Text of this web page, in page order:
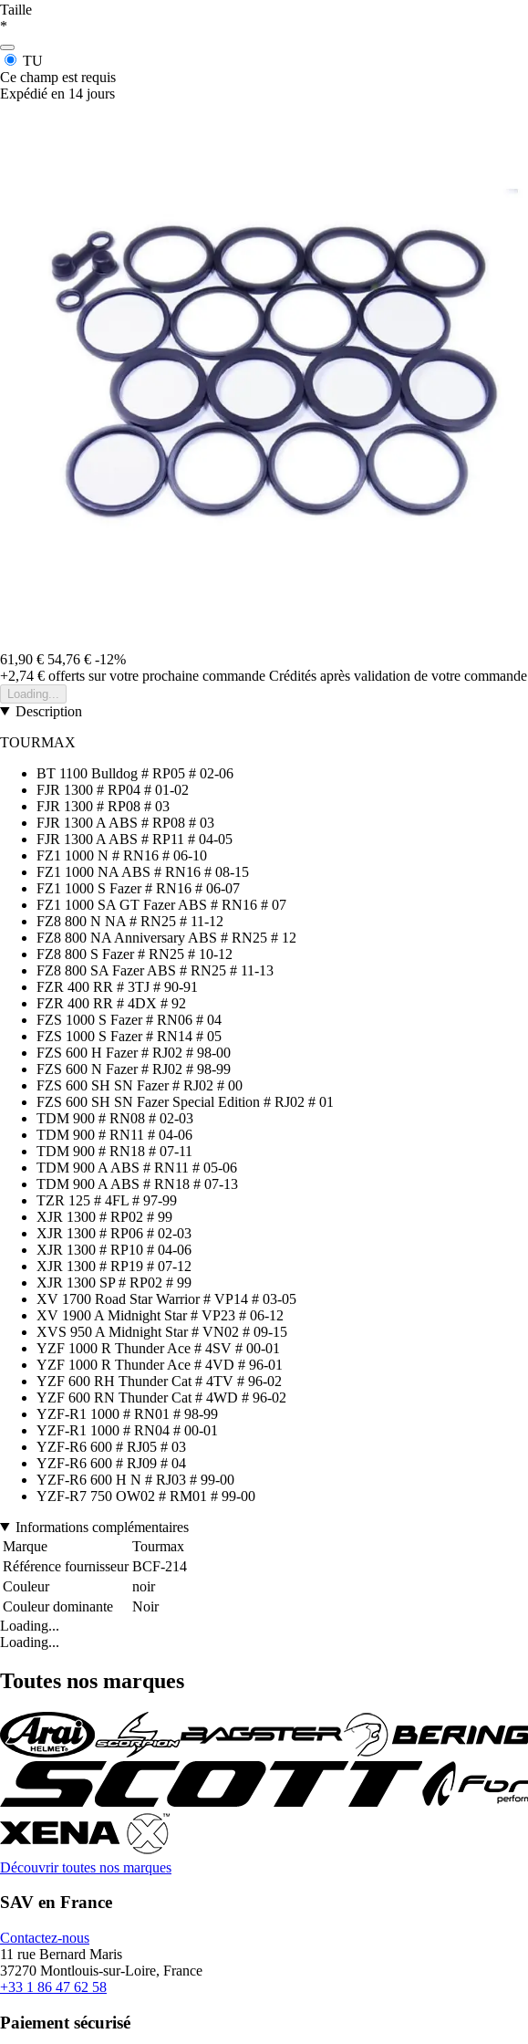
Taille
*
TU
Ce champ est requis
Expédié en 14 jours
61,90 € 54,76 € -12%
+2,74 € offerts sur votre prochaine commande Crédités après validation de votre commande
Loading...
Description
TOURMAX
BT 1100 Bulldog # RP05 # 02-06
FJR 1300 # RP04 # 01-02
FJR 1300 # RP08 # 03
FJR 1300 A ABS # RP08 # 03
FJR 1300 A ABS # RP11 # 04-05
FZ1 1000 N # RN16 # 06-10
FZ1 1000 NA ABS # RN16 # 08-15
FZ1 1000 S Fazer # RN16 # 06-07
FZ1 1000 SA GT Fazer ABS # RN16 # 07
FZ8 800 N NA # RN25 # 11-12
FZ8 800 NA Anniversary ABS # RN25 # 12
FZ8 800 S Fazer # RN25 # 10-12
FZ8 800 SA Fazer ABS # RN25 # 11-13
FZR 400 RR # 3TJ # 90-91
FZR 400 RR # 4DX # 92
FZS 1000 S Fazer # RN06 # 04
FZS 1000 S Fazer # RN14 # 05
FZS 600 H Fazer # RJ02 # 98-00
FZS 600 N Fazer # RJ02 # 98-99
FZS 600 SH SN Fazer # RJ02 # 00
FZS 600 SH SN Fazer Special Edition # RJ02 # 01
TDM 900 # RN08 # 02-03
TDM 900 # RN11 # 04-06
TDM 900 # RN18 # 07-11
TDM 900 A ABS # RN11 # 05-06
TDM 900 A ABS # RN18 # 07-13
TZR 125 # 4FL # 97-99
XJR 1300 # RP02 # 99
XJR 1300 # RP06 # 02-03
XJR 1300 # RP10 # 04-06
XJR 1300 # RP19 # 07-12
XJR 1300 SP # RP02 # 99
XV 1700 Road Star Warrior # VP14 # 03-05
XV 1900 A Midnight Star # VP23 # 06-12
XVS 950 A Midnight Star # VN02 # 09-15
YZF 1000 R Thunder Ace # 4SV # 00-01
YZF 1000 R Thunder Ace # 4VD # 96-01
YZF 600 RH Thunder Cat # 4TV # 96-02
YZF 600 RN Thunder Cat # 4WD # 96-02
YZF-R1 1000 # RN01 # 98-99
YZF-R1 1000 # RN04 # 00-01
YZF-R6 600 # RJ05 # 03
YZF-R6 600 # RJ09 # 04
YZF-R6 600 H N # RJ03 # 99-00
YZF-R7 750 OW02 # RM01 # 99-00
Informations complémentaires
Marque
Tourmax
Référence fournisseur BCF-214
Couleur
noir
Couleur dominante
Noir
Loading...
Loading...
Toutes nos marques
Découvrir toutes nos marques
SAV en France
Contactez-nous
11 rue Bernard Maris
37270 Montlouis-sur-Loire, France
+33 1 86 47 62 58
Paiement sécurisé